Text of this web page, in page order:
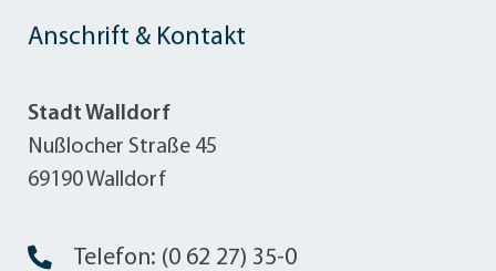
Anschrift & Kontakt
Stadt Walldorf
Nußlocher Straße 45
69190 Walldorf
Telefon: (0 62 27) 35-0